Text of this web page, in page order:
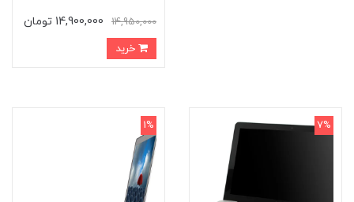
14,950,000 14,900,000 تومان
7%
1%